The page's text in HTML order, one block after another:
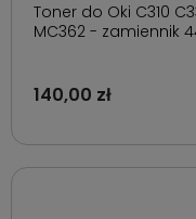
Toner do Oki C310
MC362 - zamiennik
140,00 zł